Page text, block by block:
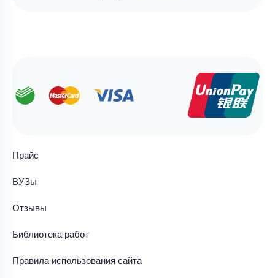
Прайс
ВУЗы
Отзывы
Библиотека работ
Правила использования сайта